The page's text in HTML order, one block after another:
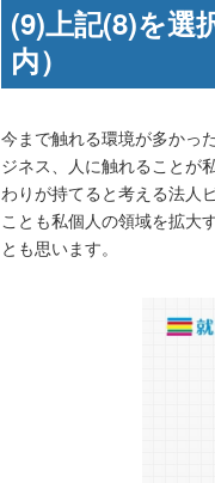
(9)上記(8)を選
内）
今まで触れる環境が多かっ
ジネス、人に触れることが
わりが持てると考える法人
ことも私個人の領域を拡大
とも思います。